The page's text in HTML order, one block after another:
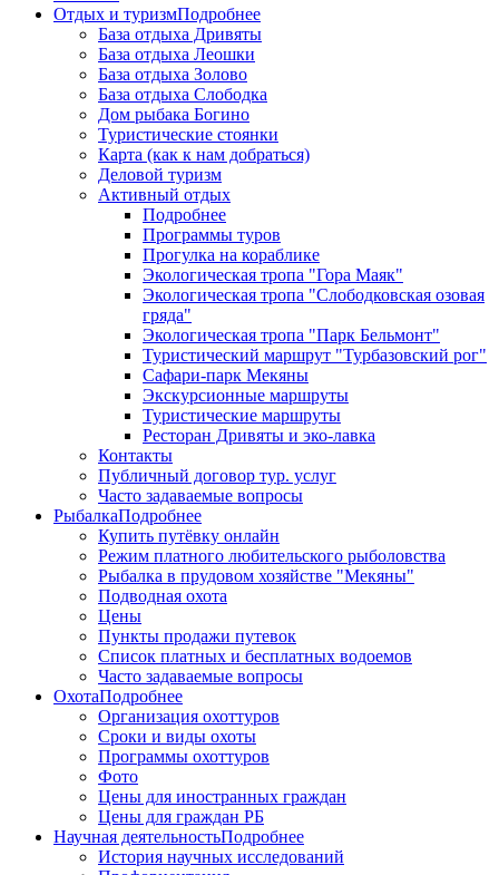
Отдых и туризмПодробнее
База отдыха Дривяты
База отдыха Леошки
База отдыха Золово
База отдыха Слободка
Дом рыбака Богино
Туристические стоянки
Карта (как к нам добраться)
Деловой туризм
Активный отдых
Подробнее
Программы туров
Прогулка на кораблике
Экологическая тропа "Гора Маяк"
Экологическая тропа "Слободковская озовая
гряда"
Экологическая тропа "Парк Бельмонт"
Туристический маршрут "Турбазовский рог"
Сафари-парк Мекяны
Экскурсионные маршруты
Туристические маршруты
Ресторан Дривяты и эко-лавка
Контакты
Публичный договор тур. услуг
Часто задаваемые вопросы
РыбалкаПодробнее
Купить путёвку онлайн
Режим платного любительского рыболовства
Рыбалка в прудовом хозяйстве "Мекяны"
Подводная охота
Цены
Пункты продажи путевок
Список платных и бесплатных водоемов
Часто задаваемые вопросы
ОхотаПодробнее
Организация охоттуров
Сроки и виды охоты
Программы охоттуров
Фото
Цены для иностранных граждан
Цены для граждан РБ
Научная деятельностьПодробнее
История научных исследований